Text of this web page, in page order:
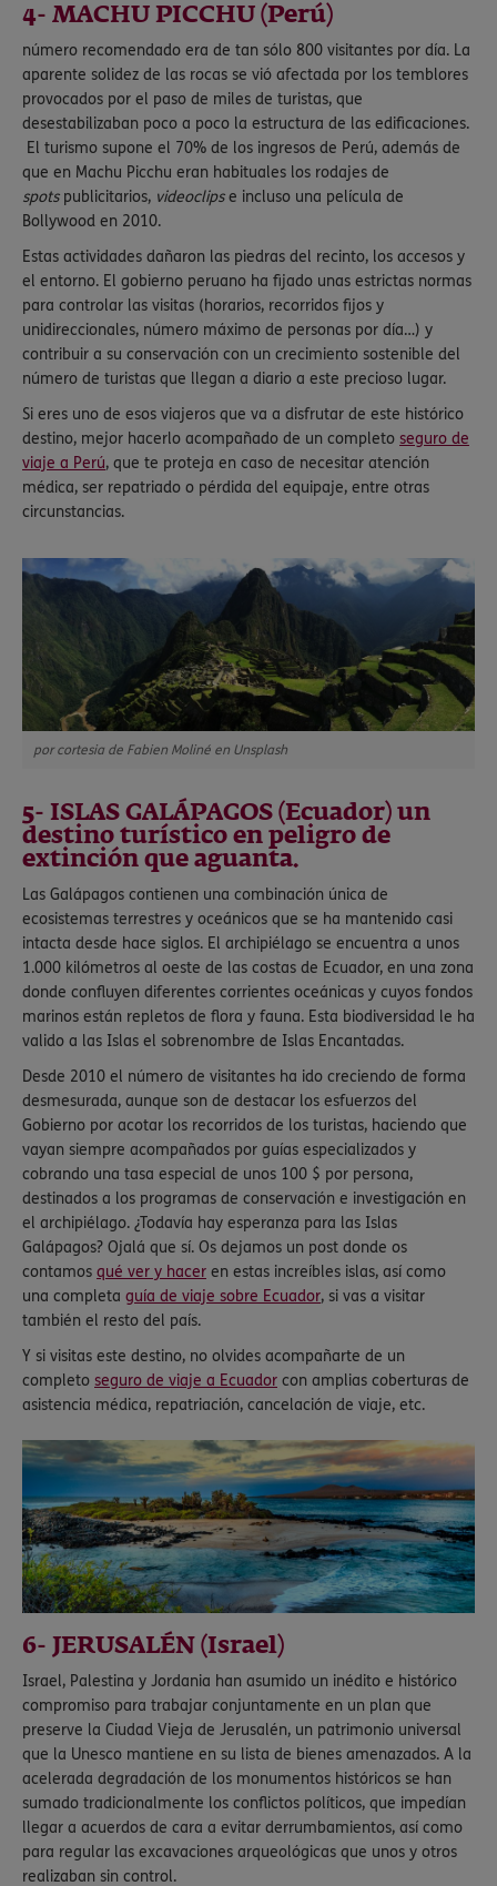
4- MACHU PICCHU (Perú)
número recomendado era de tan sólo 800 visitantes por día. La
aparente solidez de las rocas se vió afectada por los temblores
provocados por el paso de miles de turistas, que
desestabilizaban poco a poco la estructura de las edificaciones.
El turismo supone el 70% de los ingresos de Perú, además de
que en Machu Picchu eran habituales los rodajes de
spotspublicitarios, videoclipse incluso una película de
Bollywood en 2010.
Estas actividades dañaron las piedras del recinto, los accesos y
el entorno. El gobierno peruano ha fijado unas estrictas normas
para controlar las visitas (horarios, recorridos fijos y
unidireccionales, número máximo de personas por día…) y
contribuir a su conservación con un crecimiento sostenible del
número de turistas que llegan a diario a este precioso lugar.
Si eres uno de esos viajeros que va a disfrutar de este histórico
destino, mejor hacerlo acompañado de un completo seguro de
viaje a Perú, que te proteja en caso de necesitar atención
médica, ser repatriado o pérdida del equipaje, entre otras
circunstancias.
por cortesia de Fabien Moliné en Unsplash
5- ISLAS GALÁPAGOS (Ecuador) un
destino turístico en peligro de
extinción que aguanta.
Las Galápagos contienen una combinación única de
ecosistemas terrestres y oceánicos que se ha mantenido casi
intacta desde hace siglos. El archipiélago se encuentra a unos
1.000 kilómetros al oeste de las costas de Ecuador, en una zona
donde confluyen diferentes corrientes oceánicas y cuyos fondos
marinos están repletos de flora y fauna. Esta biodiversidad le ha
valido a las Islas el sobrenombre de Islas Encantadas.
Desde 2010 el número de visitantes ha ido creciendo de forma
desmesurada, aunque son de destacar los esfuerzos del
Gobierno por acotar los recorridos de los turistas, haciendo que
vayan siempre acompañados por guías especializados y
cobrando una tasa especial de unos 100 $ por persona,
destinados a los programas de conservación e investigación en
el archipiélago. ¿Todavía hay esperanza para las Islas
Galápagos? Ojalá que sí. Os dejamos un post donde os
contamos qué ver y hacer en estas increíbles islas, así como
una completa guía de viaje sobre Ecuador, si vas a visitar
también el resto del país.
Y si visitas este destino, no olvides acompañarte de un
completo seguro de viaje a Ecuador con amplias coberturas de
asistencia médica, repatriación, cancelación de viaje, etc.
6- JERUSALÉN (Israel)
Israel, Palestina y Jordania han asumido un inédito e histórico
compromiso para trabajar conjuntamente en un plan que
preserve la Ciudad Vieja de Jerusalén, un patrimonio universal
que la Unesco mantiene en su lista de bienes amenazados. A la
acelerada degradación de los monumentos históricos se han
sumado tradicionalmente los conflictos políticos, que impedían
llegar a acuerdos de cara a evitar derrumbamientos, así como
para regular las excavaciones arqueológicas que unos y otros
realizaban sin control.